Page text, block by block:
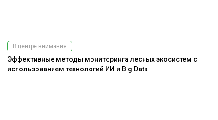
В центре внимания
Эффективные методы мониторинга лесных экосистем с
использованием технологий ИИ и Big Data